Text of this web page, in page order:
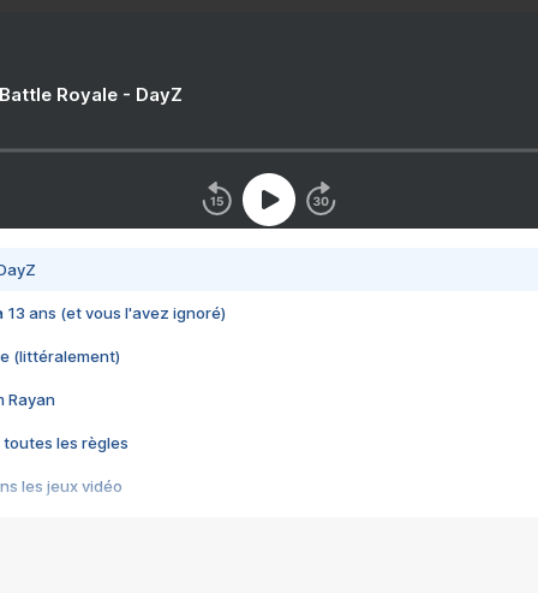
Royale - DayZ
13 ans (et vous l'avez ignoré)
(littéralement)
Rayan
toutes les règles
les jeux vidéo